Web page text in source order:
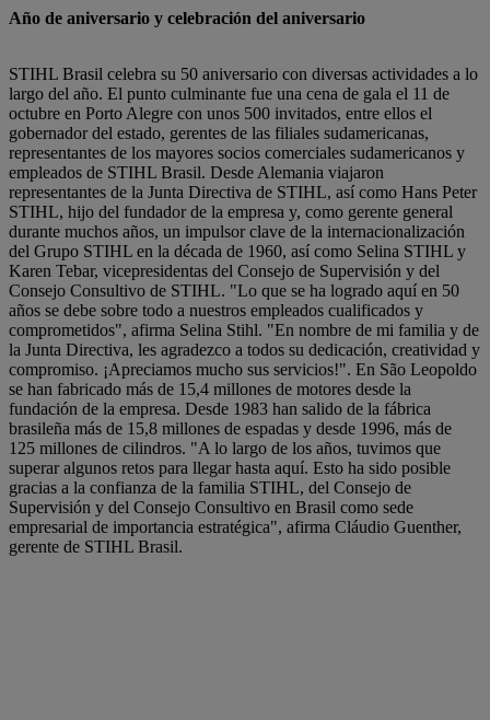
Año de aniversario y celebración del aniversario
STIHL Brasil celebra su 50 aniversario con diversas actividades a lo
largo del año. El punto culminante fue una cena de gala el 11 de
octubre en Porto Alegre con unos 500 invitados, entre ellos el
gobernador del estado, gerentes de las filiales sudamericanas,
representantes de los mayores socios comerciales sudamericanos y
empleados de STIHL Brasil. Desde Alemania viajaron
representantes de la Junta Directiva de STIHL, así como Hans Peter
STIHL, hijo del fundador de la empresa y, como gerente general
durante muchos años, un impulsor clave de la internacionalización
del Grupo STIHL en la década de 1960, así como Selina STIHL y
Karen Tebar, vicepresidentas del Consejo de Supervisión y del
Consejo Consultivo de STIHL. "Lo que se ha logrado aquí en 50
años se debe sobre todo a nuestros empleados cualificados y
comprometidos", afirma Selina Stihl. "En nombre de mi familia y de
la Junta Directiva, les agradezco a todos su dedicación, creatividad y
compromiso. ¡Apreciamos mucho sus servicios!". En São Leopoldo
se han fabricado más de 15,4 millones de motores desde la
fundación de la empresa. Desde 1983 han salido de la fábrica
brasileña más de 15,8 millones de espadas y desde 1996, más de
125 millones de cilindros. "A lo largo de los años, tuvimos que
superar algunos retos para llegar hasta aquí. Esto ha sido posible
gracias a la confianza de la familia STIHL, del Consejo de
Supervisión y del Consejo Consultivo en Brasil como sede
empresarial de importancia estratégica", afirma Cláudio Guenther,
gerente de STIHL Brasil.